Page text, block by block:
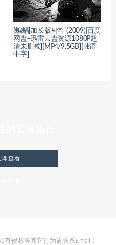
[蝙蝠]加长版박쥐 (2009)[百度
网盘+迅雷云盘资源1080P超
清未删减][MP4/9.5GB][韩语
中字]
即查看
有侵权等其它行为请联系Email：